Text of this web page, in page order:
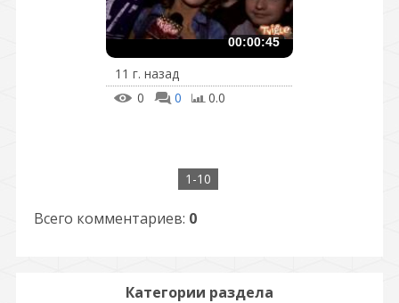
00:00:45
11 г. назад
0
0 0.0
1-10
Всего комментариев: 0
Категории раздела